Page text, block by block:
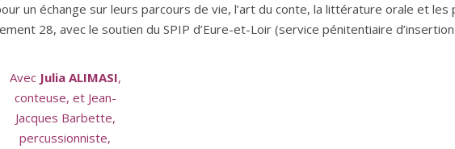
un échange sur leurs parcours de vie, l’art du conte, la littérature orale et les
28, avec le soutien du SPIP d’Eure-et-Loir (service pénitentiaire
Avec Julia ALIMASI,
conteuse, et Jean-
Jacques Barbette,
percussionniste,